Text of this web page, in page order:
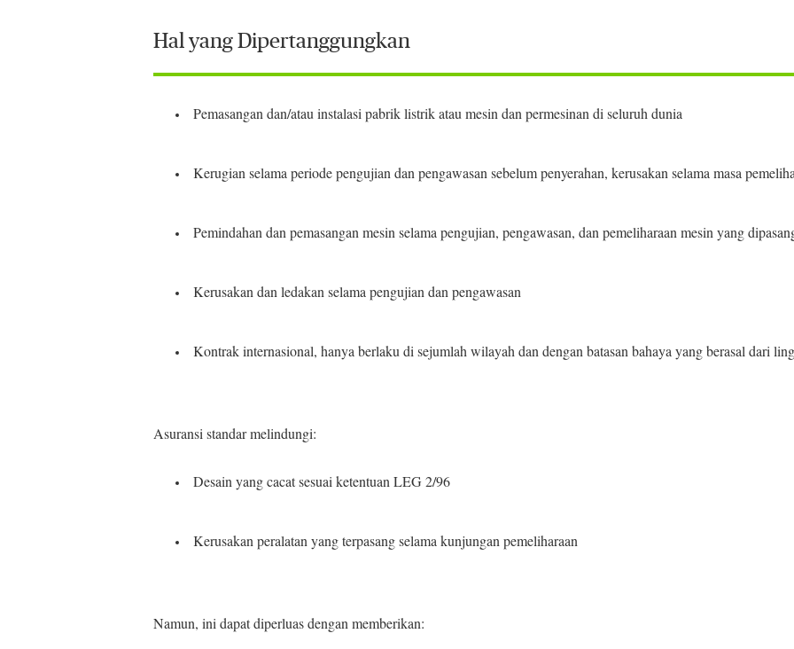
Hal yang Dipertanggungkan
Pemasangan dan/atau instalasi pabrik listrik atau mesin dan permesinan di seluruh dunia
Kerugian selama periode pengujian dan pengawasan sebelum penyerahan, kerusakan selama masa
Pemindahan dan pemasangan mesin selama pengujian, pengawasan, dan pemeliharaan mesin yang
Kerusakan dan ledakan selama pengujian dan pengawasan
Kontrak internasional, hanya berlaku di sejumlah wilayah dan dengan batasan bahaya yang berasal dari
Asuransi standar melindungi:
Desain yang cacat sesuai ketentuan LEG 2/96
Kerusakan peralatan yang terpasang selama kunjungan pemeliharaan
Namun, ini dapat diperluas dengan memberikan: